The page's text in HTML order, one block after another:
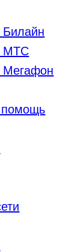
Билайн
МТС
Мегафон
помощь